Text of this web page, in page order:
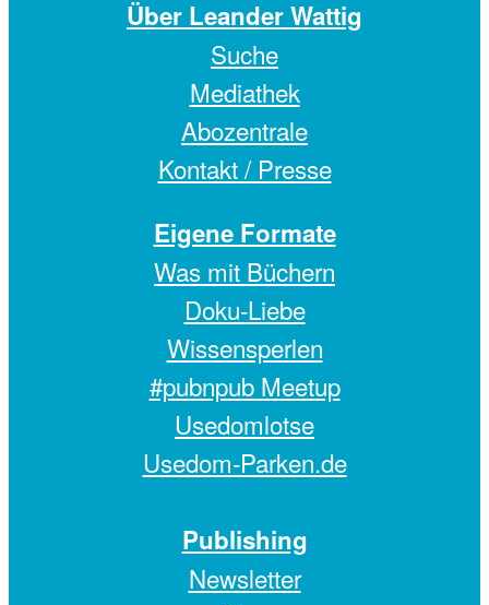
Über Leander Wattig
Suche
Mediathek
Abozentrale
Kontakt / Presse
Eigene Formate
Was mit Büchern
Doku-Liebe
Wissensperlen
#pubnpub Meetup
Usedomlotse
Usedom-Parken.de
Publishing
Newsletter